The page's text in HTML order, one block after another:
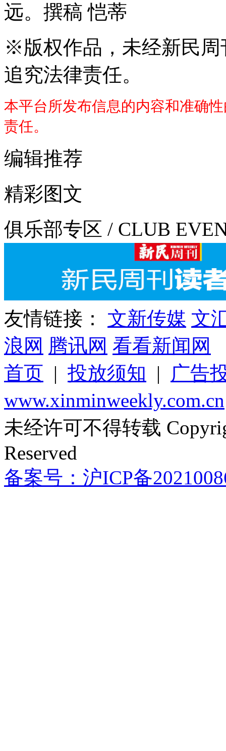
远。撰稿 恺蒂
※版权作品，未经新民
追究法律责任。
本平台所发布信息的内容和准确
责任。
编辑推荐
精彩图文
俱乐部专区 / CLUB
友情链接： 文新传媒 文
浪网 腾讯网 看看新闻网
首页 | 投放须知 | 广告
www.xinminweekly.com.cn
未经许可不得转载
Reserved
备案号：沪ICP备